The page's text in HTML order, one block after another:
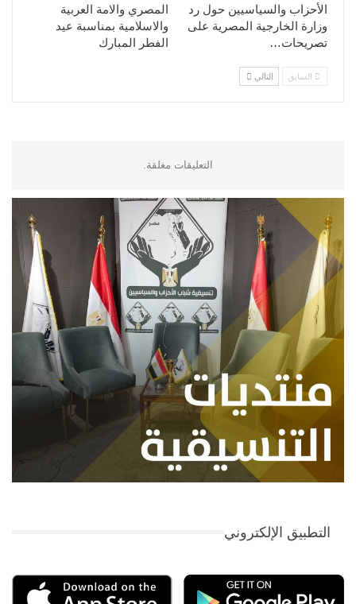
المصري والامة العربية
والاسلامية بمناسبة عيد
الفطر المبارك
الأحزاب والسياسيين حول رد
وزارة الخارجية المصرية على
تصريحات…
السابق التالي
التعليقات مغلقة.
التطبيق الإلكتروني